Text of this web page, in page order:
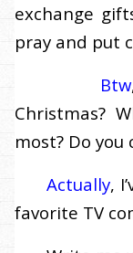
exchange
pray and put
Btw
Christmas?
most? Do
Actually,
favorite TV